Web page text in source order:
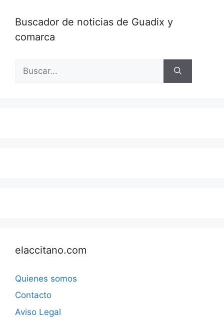
Buscador de noticias de Guadix y
comarca
elaccitano.com
Quienes somos
Contacto
Aviso Legal